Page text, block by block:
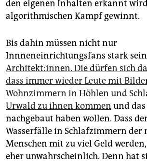
den eigenen Inhalten erkannt
algorithmischen Kampf gewinnt.
Bis dahin müssen nicht nur
Innneneinrichtungsfans stark
Ar­chi­tek­t:in­nen. Die dürfen sich
dass immer wieder Leute mit
Wohnzimmern in Höhlen und
Urwald zu ihnen kommen und
nachgebaut haben wollen. Dass
Wasserfälle in Schlafzimmern der
Menschen mit zu viel Geld
eher unwahrscheinlich. Denn hat